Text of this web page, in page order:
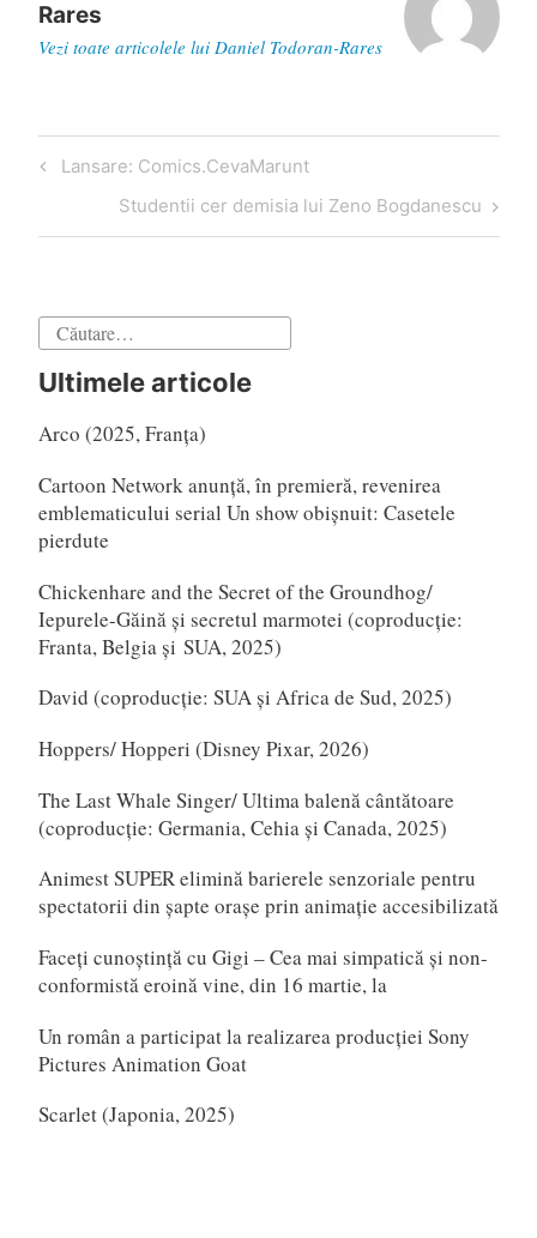
Rares
Vezi toate articolele lui Daniel Todoran-Rares
Navigare
articole
Articol
anterior
Lansare: Comics.CevaMarunt
Articol
următor
Studentii cer demisia lui Zeno Bogdanescu
Caută
Ultimele articole
Arco (2025, Franța)
Cartoon Network anunță, în premieră, revenirea
emblematicului serial Un show obișnuit: Casetele
pierdute
Chickenhare and the Secret of the Groundhog/
Iepurele-Găină și secretul marmotei (coproducție:
Franta, Belgia și SUA, 2025)
David (coproducție: SUA și Africa de Sud, 2025)
Hoppers/ Hopperi (Disney Pixar, 2026)
The Last Whale Singer/ Ultima balenă cântătoare
(coproducție: Germania, Cehia și Canada, 2025)
Animest SUPER elimină barierele senzoriale pentru
spectatorii din șapte orașe prin animație accesibilizată
Faceți cunoștință cu Gigi – Cea mai simpatică și non-
conformistă eroină vine, din 16 martie, la
Un român a participat la realizarea producției Sony
Pictures Animation Goat
Scarlet (Japonia, 2025)